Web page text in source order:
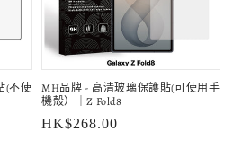
(不使
MH品牌 - 高清玻璃保護貼(可使用手
機殻）｜Z Fold8
定
HK$268.00